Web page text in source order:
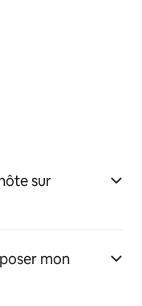
sur
mon